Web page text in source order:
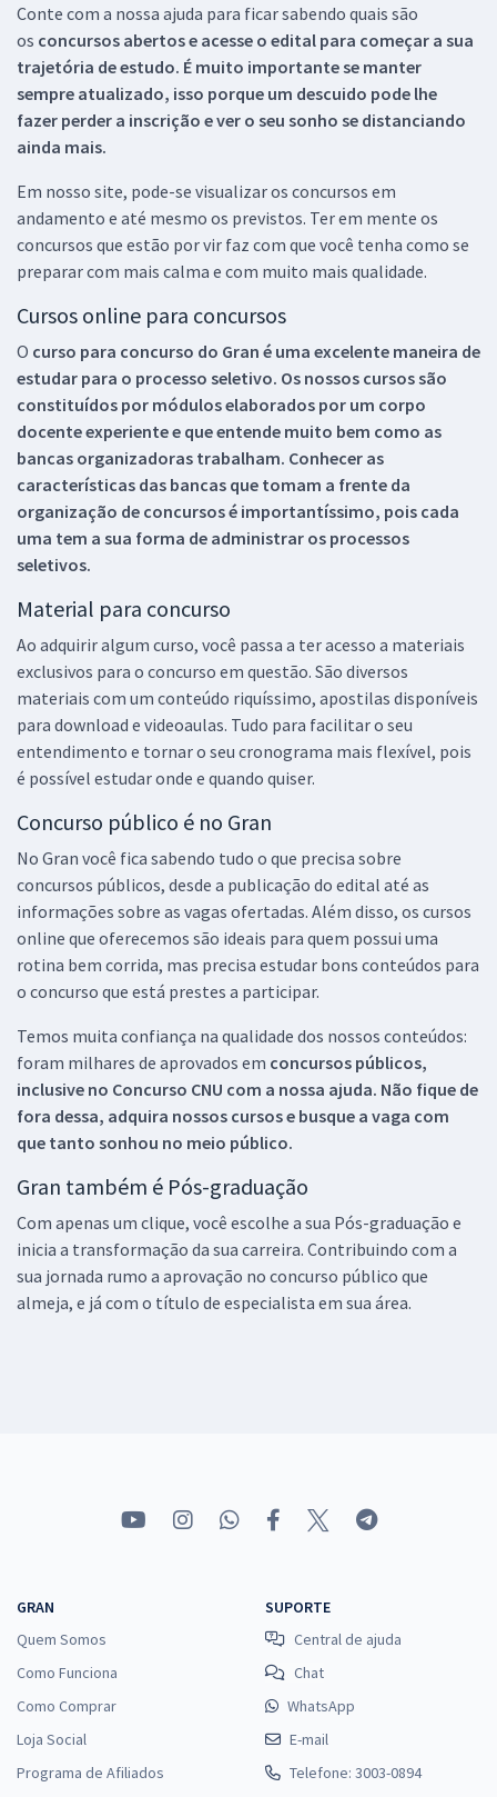
Conte com a nossa ajuda para ficar sabendo quais são
os concursos abertos e acesse o edital para começar a sua
trajetória de estudo. É muito importante se manter
sempre atualizado, isso porque um descuido pode lhe
fazer perder a inscrição e ver o seu sonho se distanciando
ainda mais.
Em nosso site, pode-se visualizar os concursos em
andamento e até mesmo os previstos. Ter em mente os
concursos que estão por vir faz com que você tenha como se
preparar com mais calma e com muito mais qualidade.
Cursos online para concursos
O curso para concurso do Gran é uma excelente maneira de
estudar para o processo seletivo. Os nossos cursos são
constituídos por módulos elaborados por um corpo
docente experiente e que entende muito bem como as
bancas organizadoras trabalham. Conhecer as
características das bancas que tomam a frente da
organização de concursos é importantíssimo, pois cada
uma tem a sua forma de administrar os processos
seletivos.
Material para concurso
Ao adquirir algum curso, você passa a ter acesso a materiais
exclusivos para o concurso em questão. São diversos
materiais com um conteúdo riquíssimo, apostilas disponíveis
para download e videoaulas. Tudo para facilitar o seu
entendimento e tornar o seu cronograma mais flexível, pois
é possível estudar onde e quando quiser.
Concurso público é no Gran
No Gran você fica sabendo tudo o que precisa sobre
concursos públicos, desde a publicação do edital até as
informações sobre as vagas ofertadas. Além disso, os cursos
online que oferecemos são ideais para quem possui uma
rotina bem corrida, mas precisa estudar bons conteúdos para
o concurso que está prestes a participar.
Temos muita confiança na qualidade dos nossos conteúdos:
foram milhares de aprovados em concursos públicos,
inclusive no Concurso CNU com a nossa ajuda. Não fique de
fora dessa, adquira nossos cursos e busque a vaga com
que tanto sonhou no meio público.
Gran também é Pós-graduação
Com apenas um clique, você escolhe a sua Pós-graduação e
inicia a transformação da sua carreira. Contribuindo com a
sua jornada rumo a aprovação no concurso público que
almeja, e já com o título de especialista em sua área.
GRAN
Quem Somos
Como Funciona
Como Comprar
Loja Social
Programa de Afiliados
SUPORTE
Central de ajuda
Chat
WhatsApp
E-mail
Telefone: 3003-0894